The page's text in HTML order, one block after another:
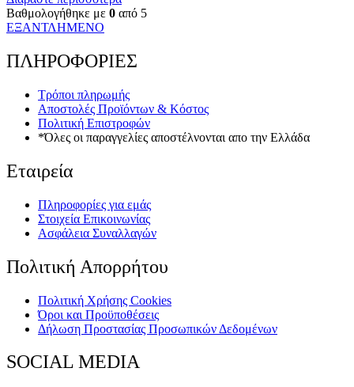
was:
€12.00.
τιμή
είναι:
Βαθμολογήθηκε με 0 από 5
ΕΞΑΝΤΛΗΜΕΝΟ
ΠΛΗΡΟΦΟΡΙΕΣ
Τρόποι πληρωμής
Αποστολές Προϊόντων & Κόστος
Πολιτική Επιστροφών
*Όλες οι παραγγελίες αποστέλνονται απο την Ελλάδα
Εταιρεία
Πληροφορίες για εμάς
Στοιχεία Επικοινωνίας
Ασφάλεια Συναλλαγών
Πολιτική Απορρήτου
Πολιτική Xρήσης Cookies
Όροι και Προϋποθέσεις
Δήλωση Προστασίας Προσωπικών Δεδομένων
SOCIAL MEDIA